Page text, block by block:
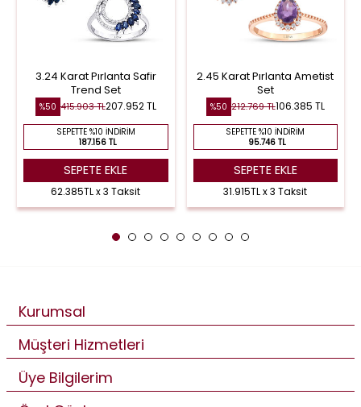
3.24 Karat Pırlanta Safir
Trend Set
%50 415.903 TL207.952 TL
SEPETTE %10 İNDIRIM
187.156 TL
SEPETE EKLE
62.385TL x 3 Taksit
2.45 Karat Pırlanta Ametist
Set
%50 212.769 TL106.385 TL
SEPETTE %10 İNDIRIM
95.746 TL
SEPETE EKLE
31.915TL x 3 Taksit
Kurumsal
Müşteri Hizmetleri
Üye Bilgilerim